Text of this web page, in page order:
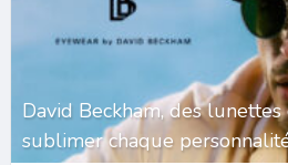
David Beckham, des
sublimer chaque